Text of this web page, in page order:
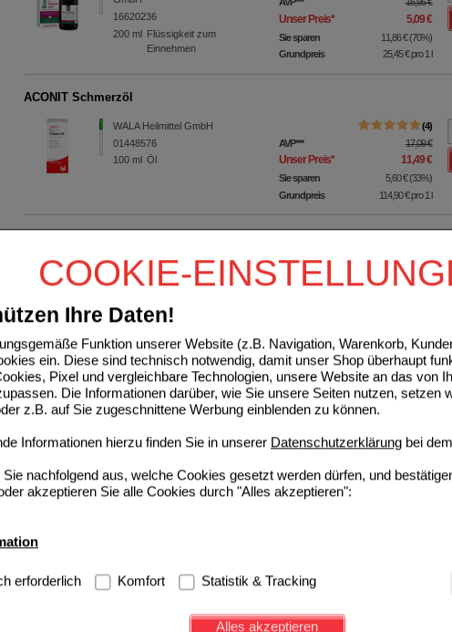
COOKIE-
Ihre Daten!
Funktion unserer Website (z.B. Navigation, Warenkorb,
ein. Diese sind technisch notwendig, damit unser Shop überhaupt
Pixel und vergleichbare Technologien, unsere Website an das von
Die Informationen darüber, wie Sie unsere Seiten nutzen, setzen
z.B. auf Sie zugeschnittene Werbung einblenden zu können.
Informationen hierzu finden Sie in unserer Datenschutzerklärung bei
Sie nachfolgend aus, welche Cookies gesetzt werden dürfen, und
akzeptieren Sie alle Cookies durch "Alles akzeptieren":
Hierbei handelt es sich um Cookies, die für die Grundfunktionen
(z.B. Navigation, Warenkorb, Kundenkonto), weshalb auf diese nicht
Cookies werden genutzt um das Einkaufserlebnis noch ansprechender
erforderlich Komfort Statistik & Tracking
Alles akzeptieren
16620236
200 ml Flüssigkeit zum
Einnehmen
Unser Preis* 5,09 €
Sie sparen 11,86 €(70%)
Grundpreis
25,45 €pro 1 l
ACONIT Schmerzöl
WALA Heilmittel GmbH
01448576
100 ml Öl
4
AVP*** 17,09 €
Unser Preis* 11,49 €
Sie sparen 5,60 €(33%)
Grundpreis
114,90 €pro 1 l